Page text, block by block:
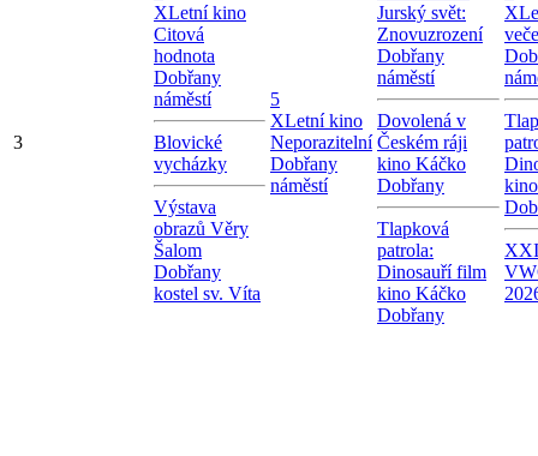
3
XLetní kino
Citová
hodnota
Dobřany
náměstí
Blovické
vycházky
Výstava
obrazů Věry
Šalom
Dobřany
kostel sv. Víta
5
XLetní kino
Neporazitelní
Dobřany
náměstí
Jurský svět:
Znovuzrození
Dobřany
náměstí
Dovolená v
Českém ráji
kino Káčko
Dobřany
Tlapková
patrola:
Dinosauří film
kino Káčko
Dobřany
X